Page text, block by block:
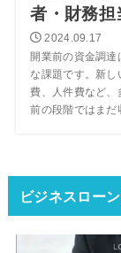
者・財務担
2024.09.17
開業前の資金調達
な課題です。新し
費、人件費など、
前の段階ではまだ
ビジネスロー